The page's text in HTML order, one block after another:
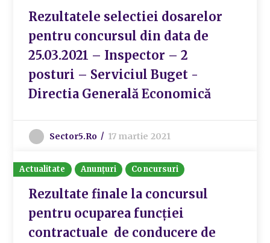
Rezultatele selectiei dosarelor
pentru concursul din data de
25.03.2021 – Inspector – 2
posturi – Serviciul Buget -
Directia Generală Economică
Sector5.ro 17 martie 2021
Actualitate Anunțuri Concursuri
Rezultate finale la concursul
pentru ocuparea funcției
contractuale de conducere de